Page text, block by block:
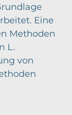
Eine
Methoden
L.
von